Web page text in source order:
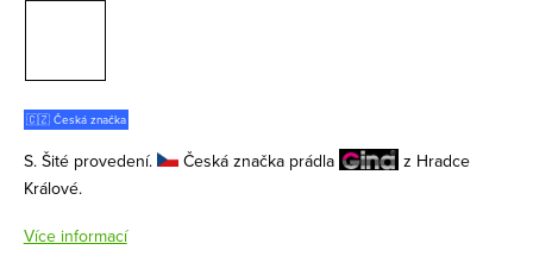
🇨🇿 Česká značka
S. Šité provedení. Česká značka prádla
z Hradce
Králové.
Více informací